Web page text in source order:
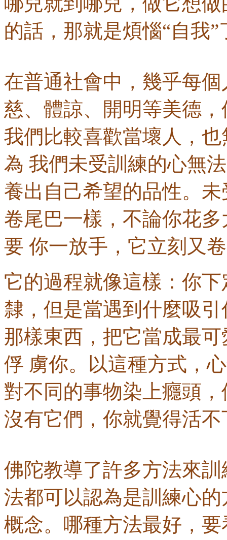
的話，那就是煩惱“自我”
在普通社會中，幾乎每
慈、體諒、開明等美德
我們比較喜歡當壞人，
為 我們未受訓練的心無
養出自己希望的品性。
卷尾巴一樣，不論你花
要 你一放手，它立刻又
它的過程就像這樣：你
隸，但是當遇到什麼吸
那樣東西，把它當成最
俘 虜你。以這種方式，
對不同的事物染上癮頭
沒有它們，你就覺得活
佛陀教導了許多方法來
法都可以認為是訓練心
概念。哪種方法最好，